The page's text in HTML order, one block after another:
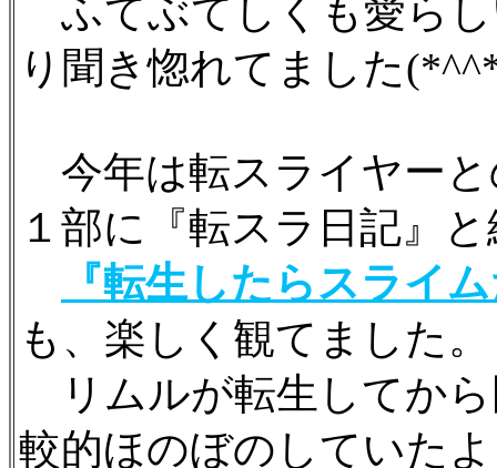
ふてぶてしくも愛ら
り聞き惚れてました
今年は転スライヤー
１部に『転スラ日記』
『転生したらスラ
も、楽しく観てました。
リムルが転生してか
較的ほのぼのしていた